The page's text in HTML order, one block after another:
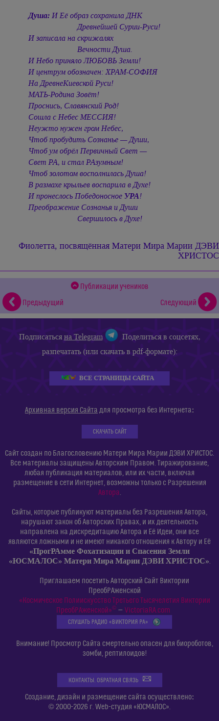
Душа: И Её образ сохранила ДНК
Древнейшей Сурии-Руси!
И записала на скрижалях
Вечности Душа.
И Небо приняло ЛЮБОВЬ Земли!
И центрум обозначен: ХРАМ-СОФИЯ
На ДревнеКиевской Руси!
МАТЬ-Родина Зовёт!
Проснись, Славянский Род!
Сошла с Небес МЕССИЯ!
Неужто нужен гром Небес,
Чтоб пробудить Сознанье — Души,
Чтоб ум обрёл Первичный Свет —
Свет РА, и стал РАзумным!
Чтоб золотом восполнилась Душа!
В размахе крыльев воспарила в Духе!
И пронеслось Победоносное УРА!
Преображение Сознанья и Души
Свершилось в Духе!
Фиолетта, посвящённая Матери Мира Марии ДЭВИ
ХРИСТОС
Публикации учеников
Предыдущий
Следующий
Подписатьсяна Telegram
Поделиться в соцсетях,
разпечатать (или скачать в pdf-формате):
ВСЕ СТРАНИЦЫ САЙТА
Архивная версия Сайта для просмотра без Интернета:
СКАЧАТЬ САЙТ
Сайт создан по Благословению Матери Мира Марии ДЭВИ ХРИСТОС.
Все материалы защищены Авторским Правом. Тиражирование,
любая публикация материалов, или их части, включая
размещение в сети Интернет, возможны только с Разрешения
Автора.
Сайты, которые публикуют материалы без Разрешения Автора,
нарушают закон об Авторских Правах, и их деятельность
направлена на дискредитацию Автора и Её Идеи, они все
являются ложными и не имеют никакого отношения к Автору и Её
«ПрогРАмме Фохатизации и Спасения Земли
«ЮСМАЛОС» Матери Мира Марии ДЭВИ ХРИСТОС».
Приглашаем посетить Авторский Сайт Виктории
ПреобРАженской
«Космическое Полиискусство Третьего Тысячелетия Виктории
ПреобРАженской»©— VictoriaRA.com
СЛУШАТЬ РАДИО «ВИКТОРИЯ РА»
Внимание! Просмотр Сайта смертельно опасен для биороботов,
зомби, рептилоидов!
КОНТАКТЫ. ОБРАТНАЯ СВЯЗЬ
Создание, дизайн и размещение сайта осуществлено:
© 2000-2026 г. Web-студия «ЮСМАЛОС».